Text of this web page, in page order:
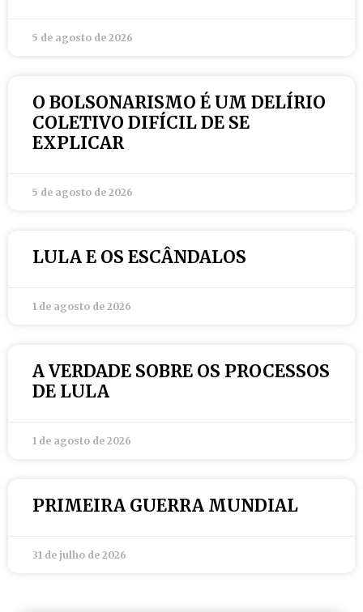
5 de agosto de 2026
O BOLSONARISMO É UM DELÍRIO
COLETIVO DIFÍCIL DE SE
EXPLICAR
5 de agosto de 2026
LULA E OS ESCÂNDALOS
1 de agosto de 2026
A VERDADE SOBRE OS PROCESSOS
DE LULA
1 de agosto de 2026
PRIMEIRA GUERRA MUNDIAL
31 de julho de 2026